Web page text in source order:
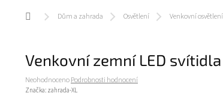
Domů Dům a zahrada Osvětlení Venkovní osvětlení
Venkovní zemní LED
Průměrné hodnocení produktu je 0,0 z 5 hvězdiček.
NeohodnocenoPodrobnosti hodnocení
Značka: zahrada-XL